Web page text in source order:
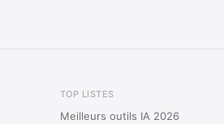
TOP LISTES
Meilleurs outils IA 2026